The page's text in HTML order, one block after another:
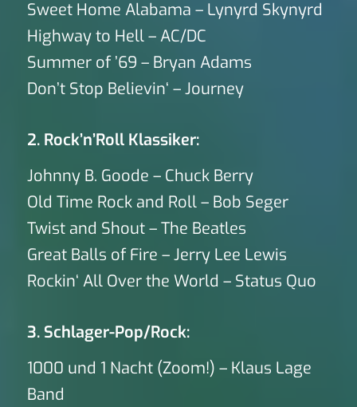
Sweet Home Alabama – Lynyrd Skynyrd
Highway to Hell – AC/DC
Summer of ’69 – Bryan Adams
Don’t Stop Believin‘ – Journey
2. Rock’n’Roll Klassiker:
Johnny B. Goode – Chuck Berry
Old Time Rock and Roll – Bob Seger
Twist and Shout – The Beatles
Great Balls of Fire – Jerry Lee Lewis
Rockin‘ All Over the World – Status Quo
3. Schlager-Pop/Rock:
1000 und 1 Nacht (Zoom!) – Klaus Lage
Band